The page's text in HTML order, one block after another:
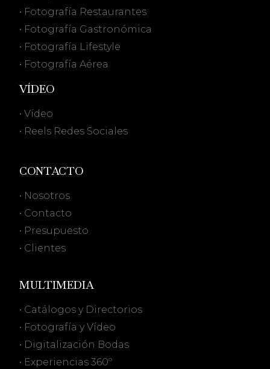
• Fotografía Restaurantes
• Fotografía Gastronómica
• Fotografía Lifestyle
• Fotografía Aérea
VÍDEO
• Vídeo
• Reels Redes Sociales
CONTACTO
• Nosotros
• Contacto
• Presupuesto
• Clientes
MULTIMEDIA
• Catálogos y Directorios
• Fotografía y Vídeo
• Digitalización Bodas
• Experiencias 360º